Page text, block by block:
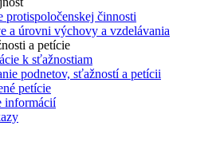
protispoločenskej činnosti
a úrovni výchovy a vzdelávania
a petície
k sťažnostiam
podnetov, sťažností a petícii
petície
informácií